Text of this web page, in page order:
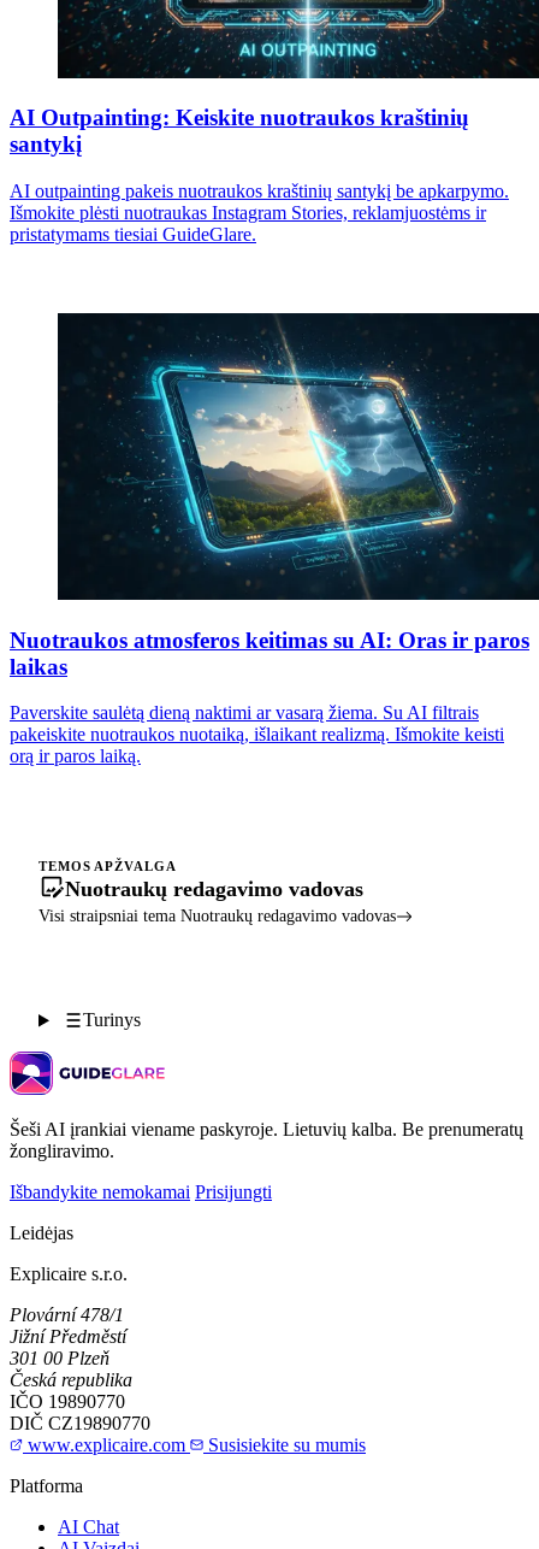
AI Outpainting: Keiskite nuotraukos kraštinių
santykį
AI outpainting pakeis nuotraukos kraštinių santykį be apkarpymo.
Išmokite plėsti nuotraukas Instagram Stories, reklamjuostėms ir
pristatymams tiesiai GuideGlare.
Nuotraukos atmosferos keitimas su AI: Oras ir paros
laikas
Paverskite saulėtą dieną naktimi ar vasarą žiema. Su AI filtrais
pakeiskite nuotraukos nuotaiką, išlaikant realizmą. Išmokite keisti
orą ir paros laiką.
TEMOS APŽVALGA
Nuotraukų redagavimo vadovas
Visi straipsniai tema Nuotraukų redagavimo vadovas
Turinys
Šeši AI įrankiai viename paskyroje. Lietuvių kalba. Be prenumeratų
žongliravimo.
Išbandykite nemokamai Prisijungti
Leidėjas
Explicaire s.r.o.
Plovární 478/1
Jižní Předměstí
301 00 Plzeň
Česká republika
IČO 19890770
DIČ CZ19890770
www.explicaire.com
Susisiekite su mumis
Platforma
AI Chat